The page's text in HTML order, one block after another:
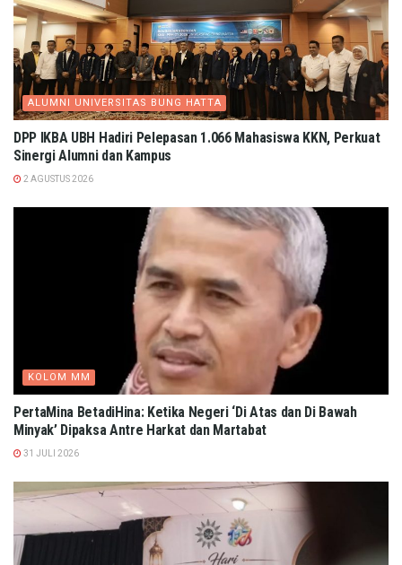
ALUMNI UNIVERSITAS BUNG HATTA
DPP IKBA UBH Hadiri Pelepasan 1.066 Mahasiswa KKN, Perkuat
Sinergi Alumni dan Kampus
2 AGUSTUS 2026
KOLOM MM
PertaMina BetadiHina: Ketika Negeri ‘Di Atas dan Di Bawah
Minyak’ Dipaksa Antre Harkat dan Martabat​
31 JULI 2026